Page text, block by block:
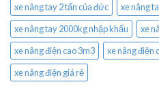
xe nâng tay 2 tấn của đức
xe nâng
xe nâng tay 2000kg nhập khẩu
xe
xe nâng điện cao 3m3
xe nâng điện
xe nâng điện giá rẻ